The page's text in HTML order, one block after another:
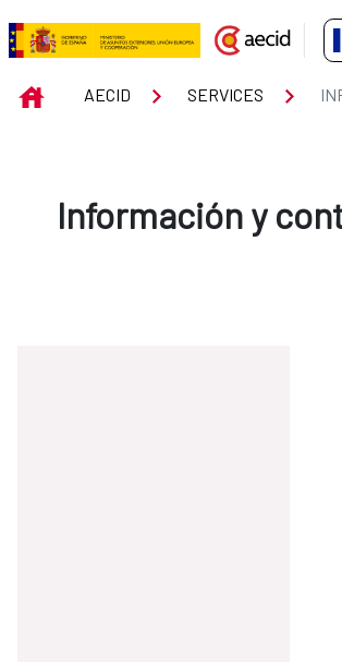
Saut au contenu principal
INFORMATIONS
INICIOAECID SERVICES
Información y